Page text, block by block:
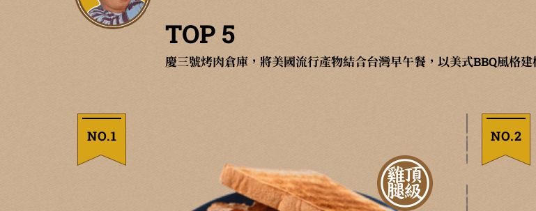
TOP 5
慶三號烤肉倉庫，將美國流行產物結合台灣早午餐，以美式BBQ風格
NO.1 NO.2